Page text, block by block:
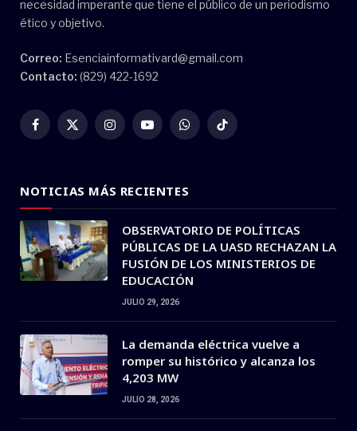
necesidad imperante que tiene el público de un periodismo
ético y objetivo.
Correo: Esenciainformativard@gmail.com
Contacto: (829) 422-1692
Facebook
X
InstagramYouTubeWhatsAppTikTok
NOTICIAS MÁS RECIENTES
OBSERVATORIO DE POLÍTICAS
PÚBLICAS DE LA UASD RECHAZAN LA
FUSIÓN DE LOS MINISTERIOS DE
EDUCACIÓN
JULIO 29, 2026
La demanda eléctrica vuelve a
romper su histórico y alcanza los
4,203 MW
JULIO 28, 2026